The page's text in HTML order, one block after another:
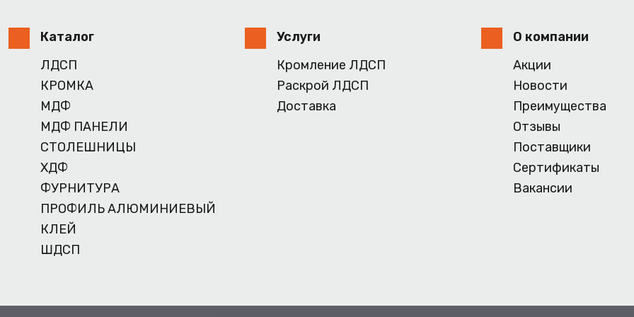
Каталог
ЛДСП
КРОМКА
МДФ
МДФ ПАНЕЛИ
СТОЛЕШНИЦЫ
ХДФ
ФУРНИТУРА
ПРОФИЛЬ АЛЮМИНИЕВЫЙ
КЛЕЙ
ШДСП
Услуги
Кромление ЛДСП
Раскрой ЛДСП
Доставка
О компании
Акции
Новости
Преимущества
Отзывы
Поставщики
Сертификаты
Вакансии